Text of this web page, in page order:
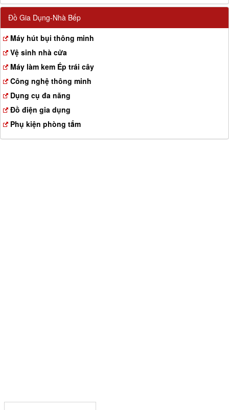
Đồ Gia Dụng-Nhà Bếp
Máy hút bụi thông minh
Vệ sinh nhà cửa
Máy làm kem Ép trái cây
Công nghệ thông minh
Dụng cụ đa năng
Đồ điện gia dụng
Phụ kiện phòng tắm